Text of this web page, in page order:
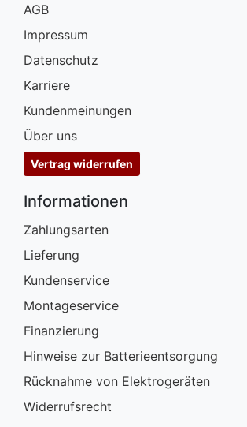
AGB
Impressum
Datenschutz
Karriere
Kundenmeinungen
Über uns
Vertrag widerrufen
Informationen
Zahlungsarten
Lieferung
Kundenservice
Montageservice
Finanzierung
Hinweise zur Batterieentsorgung
Rücknahme von Elektrogeräten
Widerrufsrecht